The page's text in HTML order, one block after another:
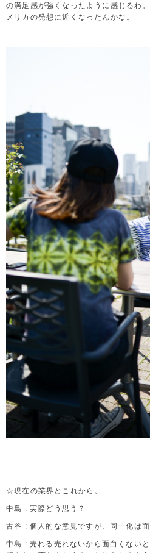
の満足感が強くなったように感じるわ
メリカの発想に近くなったんかな。
☆現在の業界とこれから。
中島 : 実際どう思う？
古谷 : 個人的な意見ですが、同一化は
中島 : 売れる売れないから面白くない